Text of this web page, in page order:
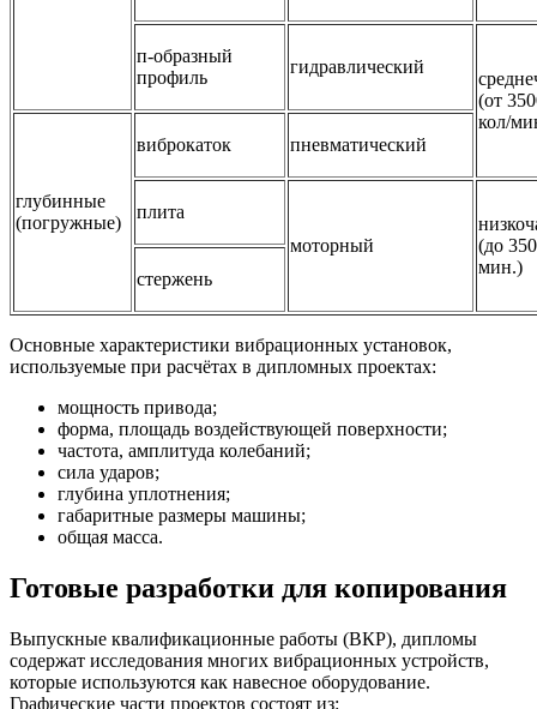
п-образный
профиль
гидравлический
(от
кол/
глубинные
(погружные)
виброкаток пневматический
плита
моторный
(до
мин.)
стержень
Основные характеристики вибрационных установок,
используемые при расчётах в дипломных проектах:
мощность привода;
форма, площадь воздействующей поверхности;
частота, амплитуда колебаний;
сила ударов;
глубина уплотнения;
габаритные размеры машины;
общая масса.
Готовые разработки для копирования
Выпускные квалификационные работы (ВКР), дипломы
содержат исследования многих вибрационных устройств,
которые используются как навесное оборудование.
Графические части проектов состоят из: